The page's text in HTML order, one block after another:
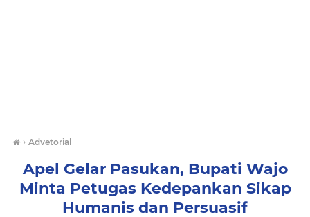
› Advetorial
Apel Gelar Pasukan, Bupati Wajo
Minta Petugas Kedepankan Sikap
Humanis dan Persuasif